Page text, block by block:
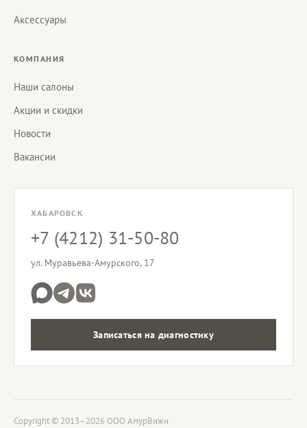
Аксессуары
КОМПАНИЯ
Наши салоны
Акции и скидки
Новости
Вакансии
ХАБАРОВСК
+7 (4212) 31-50-80
ул. Муравьева-Амурского, 17
Записаться на диагностику
Copyright © 2013–2026 ООО АмурВижн